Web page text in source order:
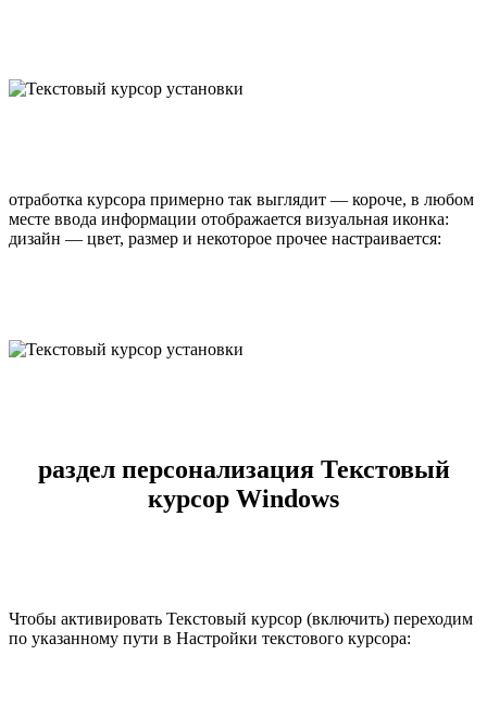
отработка курсора примерно так выглядит — короче, в любом
месте ввода информации отображается визуальная иконка:
дизайн — цвет, размер и некоторое прочее настраивается:
раздел персонализация Текстовый
курсор Windows
Чтобы активировать Текстовый курсор (включить) переходим
по указанному пути в Настройки текстового курсора: